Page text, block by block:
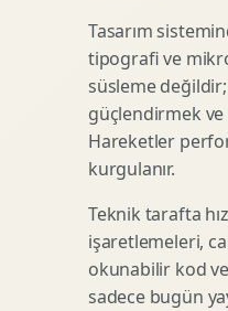
Premium Ambalaj Tasarimi
Etiket Tasarimi
Kutu Tasarimi
Raf Gorunurlugu
Gida Ambalaj Tasarimi
Kozmetik Ambalaj Tasarimi
E Ticaret Kutu Tasarimi
Ambalaj Mockup Tasarimi
Tasarım
tipografi ve
süsleme
güçlendirmek ve
Hareketler
kurgulanır.
Teknik tarafta
işaretlemeleri,
okunabilir kod
sadece bugün